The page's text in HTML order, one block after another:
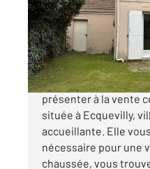
Maison à vendre
252
CENTURY 21
présenter à la vente
située à Ecquevilly,
accueillante. Elle
nécessaire pour une
chaussée, vous